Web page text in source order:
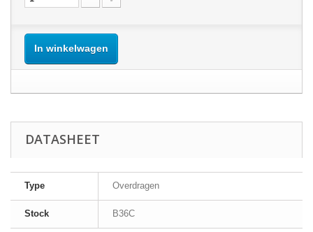
In winkelwagen
DATASHEET
Type Overdragen
Stock B36C